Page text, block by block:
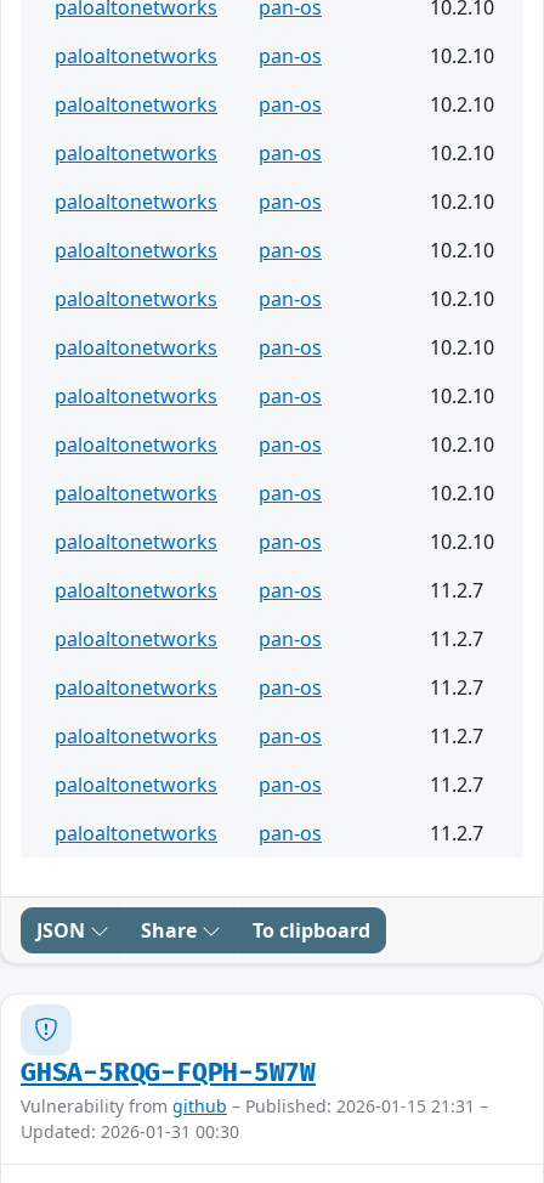
paloaltonetworks
pan-os
10.2.10
paloaltonetworks
pan-os
10.2.10
paloaltonetworks
pan-os
10.2.10
paloaltonetworks
pan-os
10.2.10
paloaltonetworks
pan-os
10.2.10
paloaltonetworks
pan-os
10.2.10
paloaltonetworks
pan-os
10.2.10
paloaltonetworks
pan-os
10.2.10
paloaltonetworks
pan-os
10.2.10
paloaltonetworks
pan-os
10.2.10
paloaltonetworks
pan-os
10.2.10
paloaltonetworks
pan-os
10.2.10
paloaltonetworks
pan-os
11.2.7
paloaltonetworks
pan-os
11.2.7
paloaltonetworks
pan-os
11.2.7
paloaltonetworks
pan-os
11.2.7
paloaltonetworks
pan-os
11.2.7
paloaltonetworks
pan-os 11.2.7
JSON Share To clipboard
GHSA-5RQG-FQPH-5W7W
Vulnerability from github – Published: 2026-01-15 21:31 –
Updated: 2026-01-31 00:30